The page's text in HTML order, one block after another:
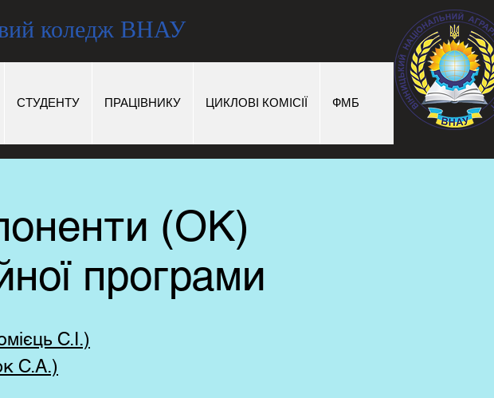
коледж ВНАУ
СТУДЕНТУ ПРАЦІВНИКУ ЦИКЛОВІ КОМІСІЇ ФМБ
(ОК)
програми
С.І.)
С.А.)